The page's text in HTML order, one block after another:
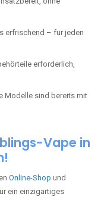
erfrischend – für jeden
erforderlich,
Modelle sind bereits mit
Vape in
Online-Shop und
ein einzigartiges